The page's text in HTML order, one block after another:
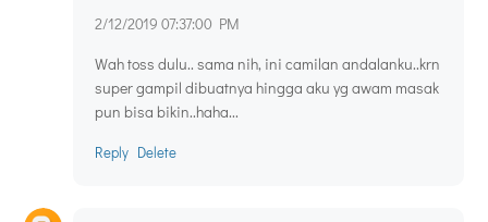
2/12/2019 07:37:00 PM
Wah toss dulu.. sama nih, ini camilan andalanku..krn
super gampil dibuatnya hingga aku yg awam masak
pun bisa bikin..haha...
Reply Delete